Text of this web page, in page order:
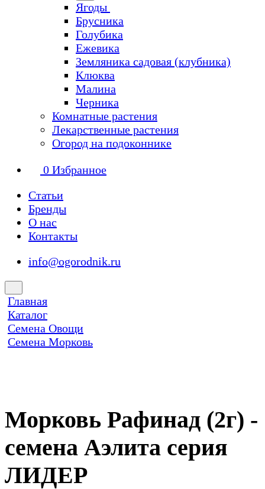
Ягоды
Брусника
Голубика
Ежевика
Земляника садовая (клубника)
Клюква
Малина
Черника
Комнатные растения
Лекарственные растения
Огород на подоконнике
0 Избранное
Статьи
Бренды
О нас
Контакты
info@ogorodnik.ru
Главная
Каталог
Семена Овощи
Семена Морковь
Морковь Рафинад (2г) -
семена Аэлита серия
ЛИДЕР